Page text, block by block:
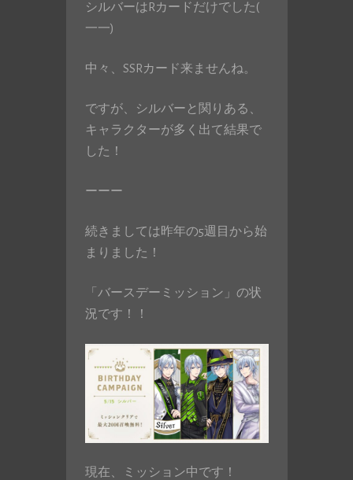
シルバーはRカードだけでした(
一一)
中々、SSRカード来ませんね。
ですが、シルバーと関りある、
キャラクターが多く出て結果で
した！
ーーー
続きましては昨年の5週目から始
まりました！
「バースデーミッション」の状
況です！！
現在、ミッション中です！